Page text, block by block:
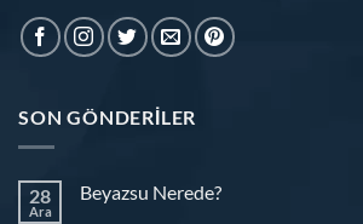
SON GÖNDERILER
28
Ara
Beyazsu Nerede?